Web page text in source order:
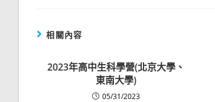
相關內容
2023年高中生科學營(北京大學、
東南大學)
05/31/2023